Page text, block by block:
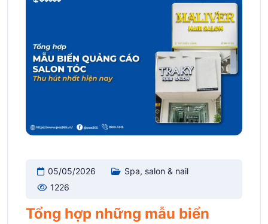
05/05/2026
Spa, salon & nail
1226
Tổng hợp những mẫu biển